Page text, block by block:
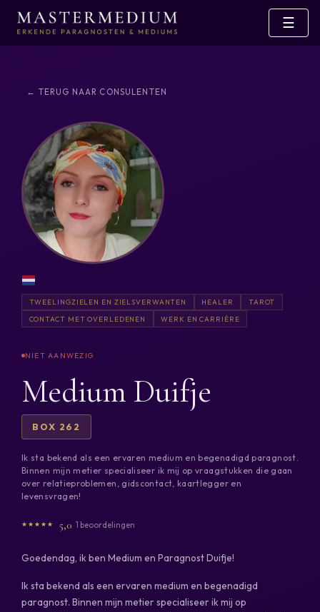
☰
← TERUG NAAR CONSULENTEN
TWEELINGZIELEN EN ZIELSVERWANTEN HEALER
TAROT
CONTACT MET OVERLEDENEN
WERK EN CARRIÈRE
Medium Duifje
BOX 262
Ik sta bekend als een ervaren medium en begenadigd paragnost.
Binnen mijn metier specialiseer ik mij op vraagstukken die gaan
over relatieproblemen, gidscontact, kaartlegger en
levensvragen!
5,0 1 beoordelingen
Goedendag, ik ben Medium en Paragnost Duifje!
Ik sta bekend als een ervaren medium en begenadigd
paragnost. Binnen mijn metier specialiseer ik mij op